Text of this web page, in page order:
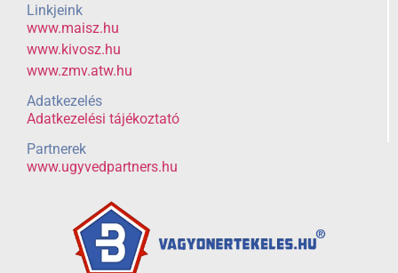
Linkjeink
www.maisz.hu
www.kivosz.hu
www.zmv.atw.hu
Adatkezelés
Adatkezelési tájékoztató
Partnerek
www.ugyvedpartners.hu